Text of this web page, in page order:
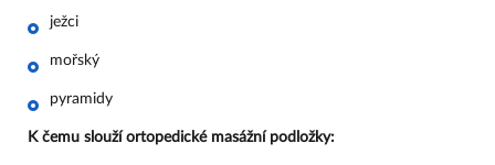
ježci
mořský
pyramidy
K čemu slouží ortopedické masážní podložky: